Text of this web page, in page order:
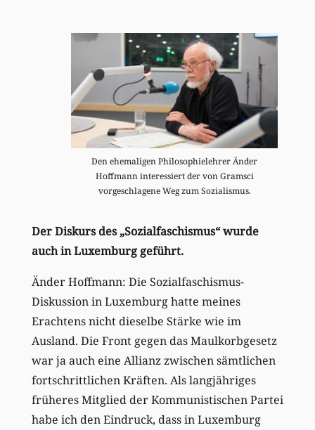
Den ehemaligen Philosophielehrer Änder
Hoffmann interessiert der von Gramsci
vorgeschlagene Weg zum Sozialismus.
Der Diskurs des „Sozialfaschismus“ wurde
auch in Luxemburg geführt.
Änder Hoffmann: Die Sozialfaschismus-
Diskussion in Luxemburg hatte meines
Erachtens nicht dieselbe Stärke wie im
Ausland. Die Front gegen das Maulkorbgesetz
war ja auch eine Allianz zwischen sämtlichen
fortschrittlichen Kräften. Als langjähriges
früheres Mitglied der Kommunistischen Partei
habe ich den Eindruck, dass in Luxemburg